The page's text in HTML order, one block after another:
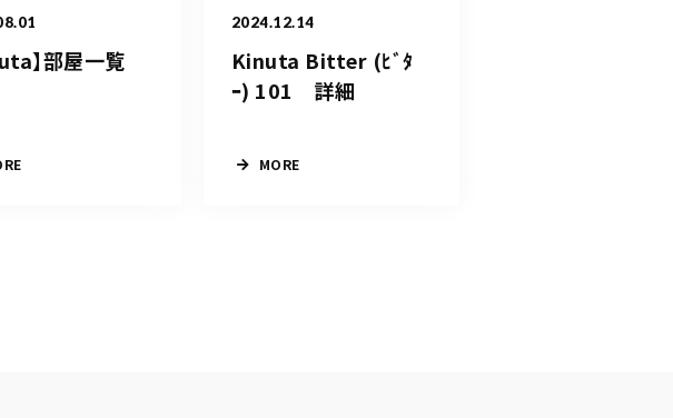
】部屋一覧
2024.12.14
Kinuta Bitter (ﾋﾞﾀ
ｰ) 101 詳細
MORE